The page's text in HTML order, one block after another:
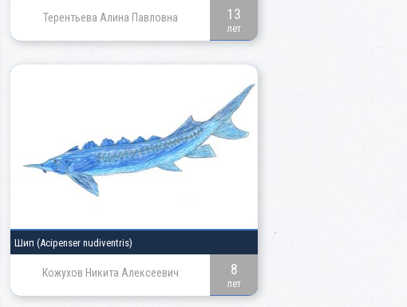
Терентьева Алина Павловна 13
лет
Шип (Acipenser nudiventris)
Кожухов Никита Алексеевич 8
лет